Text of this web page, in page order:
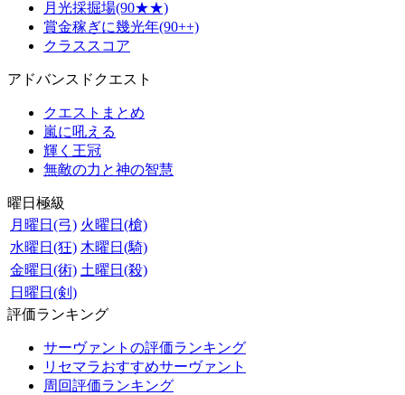
月光採掘場(90★★)
賞金稼ぎに幾光年(90++)
クラススコア
アドバンスドクエスト
クエストまとめ
嵐に吼える
輝く王冠
無敵の力と神の智慧
曜日極級
月曜日(弓) 火曜日(槍)
水曜日(狂) 木曜日(騎)
金曜日(術) 土曜日(殺)
日曜日(剣)
評価ランキング
サーヴァントの評価ランキング
リセマラおすすめサーヴァント
周回評価ランキング